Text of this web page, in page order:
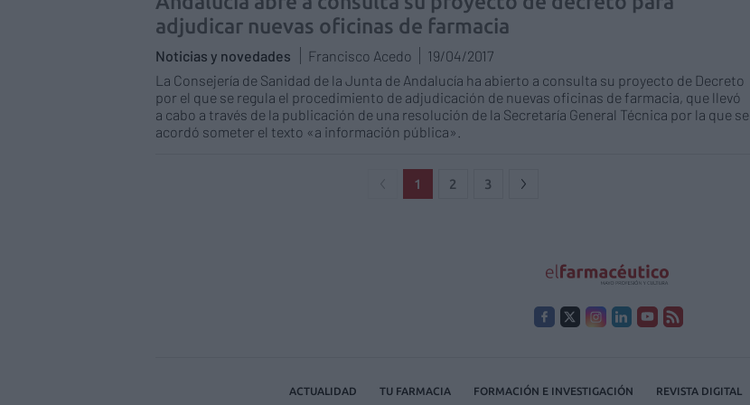
adjudicar nuevas oficinas de farmacia
Noticias y novedades Francisco Acedo
19/04/2017
La Consejería de Sanidad de la Junta de Andalucía ha abierto a consulta su proyecto de Decreto
por el que se regula el procedimiento de adjudicación de nuevas oficinas de farmacia, que llevó
a cabo a través de la publicación de una resolución de la Secretaría General Técnica por la que se
acordó someter el texto «a información pública».
1 2 3
ACTUALIDAD TU FARMACIA FORMACIÓN E INVESTIGACIÓN REVISTA DIGITAL